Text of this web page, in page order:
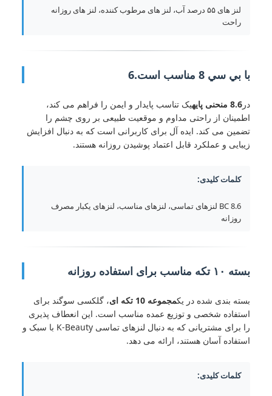
لنز های ۵۵ درصد آب، لنز های مرطوب کننده، لنز های روزانه
راحت
با بي سي 8 مناسب است.6
در 8.6 منحنی پایه
یک تناسب پایدار و ایمن را فراهم می کند،
اطمینان از راحتی مداوم و موقعیت طبیعی بر روی چشم را
تضمین می کند. ایده آل برای کاربرانی است که به دنبال افزایش
زیبایی و عملکرد قابل اعتماد پوشیدن روزانه هستند.
کلمات کلیدی:
BC 8.6 لنزهای تماسی، لنزهای مناسب، لنزهای یکبار مصرف
روزانه
بسته ۱۰ تکه مناسب برای استفاده روزانه
بسته بندی شده در یکمجموعه 10 تکه ای
، گلکسی سوگند برای
استفاده شخصی و توزیع عمده مناسب است. این انعطاف پذیری
را برای مشتریانی که به دنبال لنزهای تماسی K-Beauty با سبک و
استفاده آسان هستند، ارائه می دهد.
کلمات کلیدی: